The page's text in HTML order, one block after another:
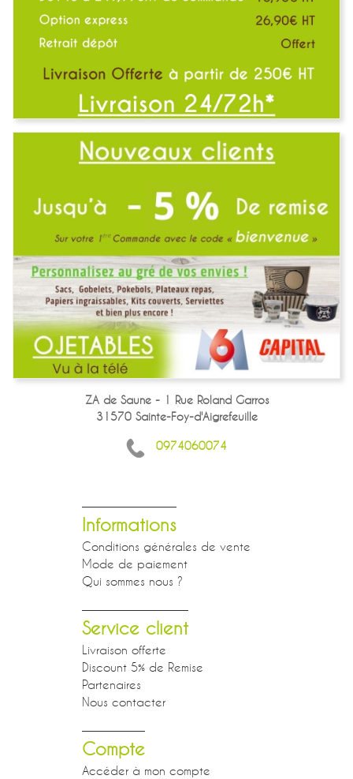
ZA de Saune - 1 Rue Roland Garros
31570 Sainte-Foy-d'Aigrefeuille
0974060074
Informations
Conditions générales de vente
Mode de paiement
Qui sommes nous ?
Service client
Livraison offerte
Discount 5% de Remise
Partenaires
Nous contacter
Compte
Accéder à mon compte